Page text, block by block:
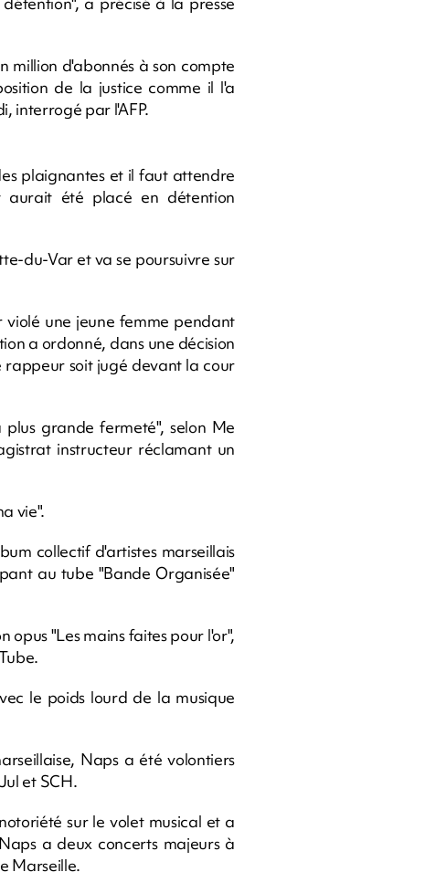
million d'abonnés à son compte
de la justice comme il l'a
interrogé par l'AFP.
plaignantes et il faut attendre
aurait été placé en détention
du-Var et va se poursuivre sur
violé une jeune femme pendant
a ordonné, dans une décision
rappeur soit jugé devant la cour
grande fermeté", selon Me
instructeur réclamant un
vie".
collectif d'artistes marseillais
au tube "Bande Organisée"
opus "Les mains faites pour l'or",
le poids lourd de la musique
Naps a été volontiers
et SCH.
sur le volet musical et a
a deux concerts majeurs à
Marseille.